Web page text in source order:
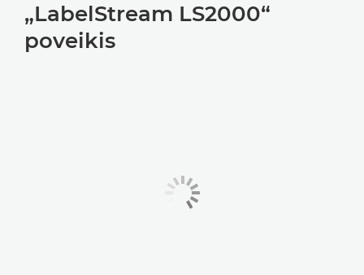
„LabelStream LS2000“
poveikis